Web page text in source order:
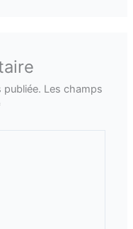
publiée. Les champs